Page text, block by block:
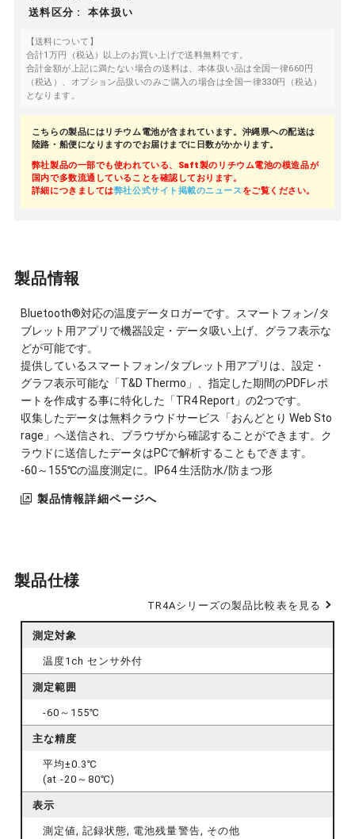
送料区分 :
本体扱い
【送料について】
合計1万円（税込）以上のお買い上げで送料無料です。
合計金額が上記に満たない場合の送料は、本体扱い品は全国一律660円
（税込）、オプション品扱いのみご購入の場合は全国一律330円（税込）
となります。
こちらの製品にはリチウム電池が含まれています。沖縄県への配送は
陸路・船便になりますのでお届けまでに日数がかかります。
弊社製品の一部でも使われている、Saft製のリチウム電池の模造品が
国内で多数流通していることを確認しております。
詳細につきましては弊社公式サイト掲載のニュース をご覧ください。
製品情報
Bluetooth®対応の温度データロガーです。スマートフォン/タ
ブレット用アプリで機器設定・データ吸い上げ、グラフ表示な
どが可能です。
提供しているスマートフォン/タブレット用アプリは、設定・
グラフ表示可能な「T&D Thermo」、指定した期間のPDFレポ
ートを作成する事に特化した「TR4 Report」の2つです。
収集したデータは無料クラウドサービス「おんどとり Web Sto
rage」へ送信され、ブラウザから確認することができます。ク
ラウドに送信したデータはPCで解析することもできます。
-60～155℃の温度測定に。IP64 生活防水/防まつ形
製品情報詳細ページへ
製品仕様
TR4Aシリーズの製品比較表を見る
測定対象
温度1ch センサ外付
測定範囲
-60～155℃
主な精度
平均±0.3℃
(at -20～80℃)
表示
測定値, 記録状態, 電池残量警告, その他